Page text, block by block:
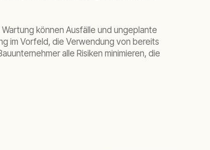
können Ausfälle und ungeplante
im Vorfeld, die Verwendung von bereits
alle Risiken minimieren, die